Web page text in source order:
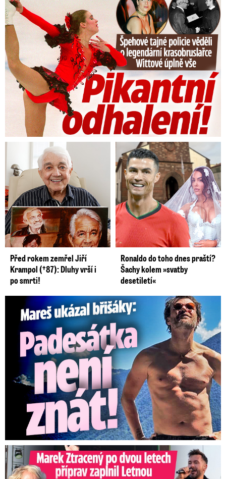
Tajná policie špehovala krasobruslařku Wittovou: Pikantní ...
Před rokem zemřel Jiří
Krampol (†87): Dluhy vrší i
po smrti!
Ronaldo do toho dnes praští?
Šachy kolem »svatby
desetiletí«
Mareš v dokonalé formě ukázal břišáky: Padesátka není znát
Marek Ztracený na Letné: Pártlová stopla koncert